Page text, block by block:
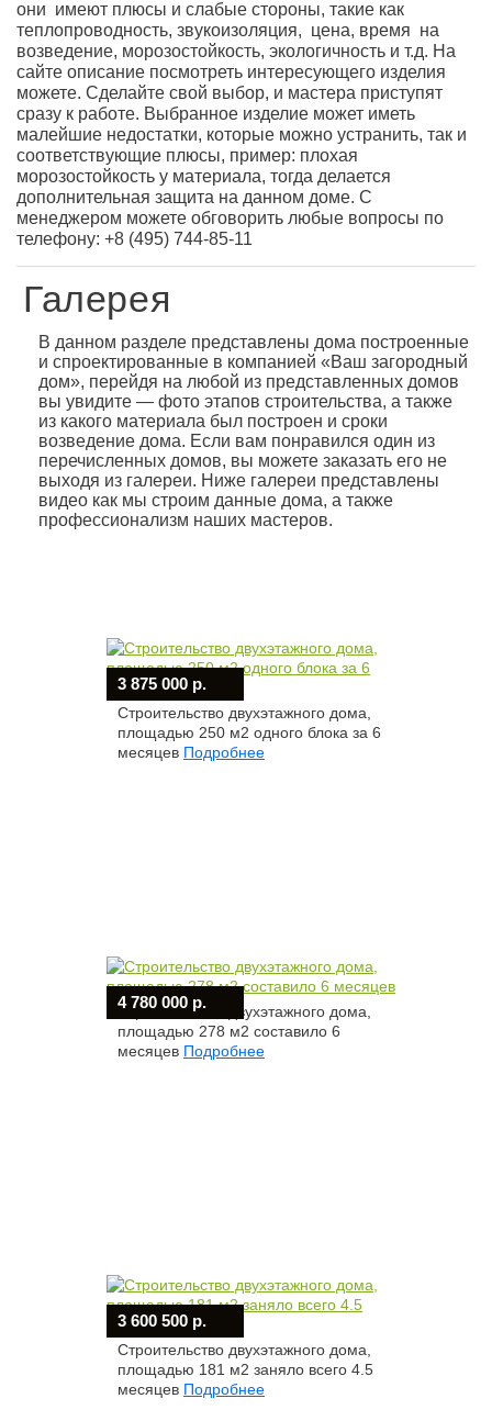
они имеют плюсы и слабые стороны, такие как
теплопроводность, звукоизоляция, цена, время на
возведение, морозостойкость, экологичность и т.д. На
сайте описание посмотреть интересующего изделия
можете. Сделайте свой выбор, и мастера приступят
сразу к работе. Выбранное изделие может иметь
малейшие недостатки, которые можно устранить, так и
соответствующие плюсы, пример: плохая
морозостойкость у материала, тогда делается
дополнительная защита на данном доме. С
менеджером можете обговорить любые вопросы по
телефону: +8 (495) 744-85-11
Галерея
В данном разделе представлены дома построенные
и спроектированные в компанией «Ваш загородный
дом», перейдя на любой из представленных домов
вы увидите — фото этапов строительства, а также
из какого материала был построен и сроки
возведение дома. Если вам понравился один из
перечисленных домов, вы можете заказать его не
выходя из галереи. Ниже галереи представлены
видео как мы строим данные дома, а также
профессионализм наших мастеров.
3 875 000 р.
Строительство двухэтажного дома,
площадью 250 м2 одного блока за 6
месяцев Подробнее
4 780 000 р.
Строительство двухэтажного дома,
площадью 278 м2 составило 6
месяцев Подробнее
3 600 500 р.
Строительство двухэтажного дома,
площадью 181 м2 заняло всего 4.5
месяцев Подробнее